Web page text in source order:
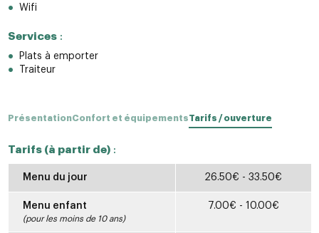
Wifi
Services:
Plats à emporter
Traiteur
PrésentationConfort et équipementsTarifs / ouverture
Tarifs (à partir de):
Menu du jour 26.50€ - 33.50€
Menu enfant
(pour les moins de 10 ans)
7.00€ - 10.00€